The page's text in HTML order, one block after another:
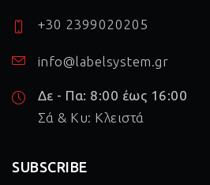
+30 2399020205
info@labelsystem.gr
Δε - Πα: 8:00 έως 16:00
Σά & Κυ: Κλειστά
SUBSCRIBE